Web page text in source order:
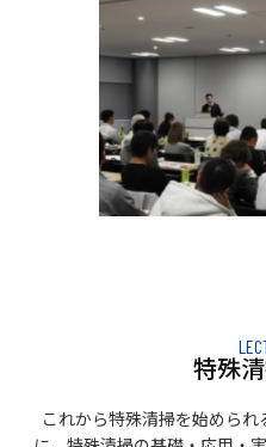
特殊
これから特殊清掃を始めら